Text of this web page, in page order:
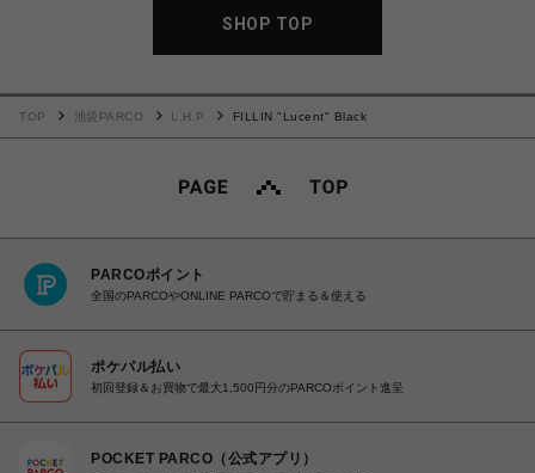
SHOP TOP
TOP 池袋PARCO L.H.P FILLIN "Lucent" Black
PARCOポイント
全国のPARCOやONLINE PARCOで貯まる＆使える
ポケパル払い
初回登録＆お買物で最大1,500円分のPARCOポイント進呈
POCKET PARCO（公式アプリ）